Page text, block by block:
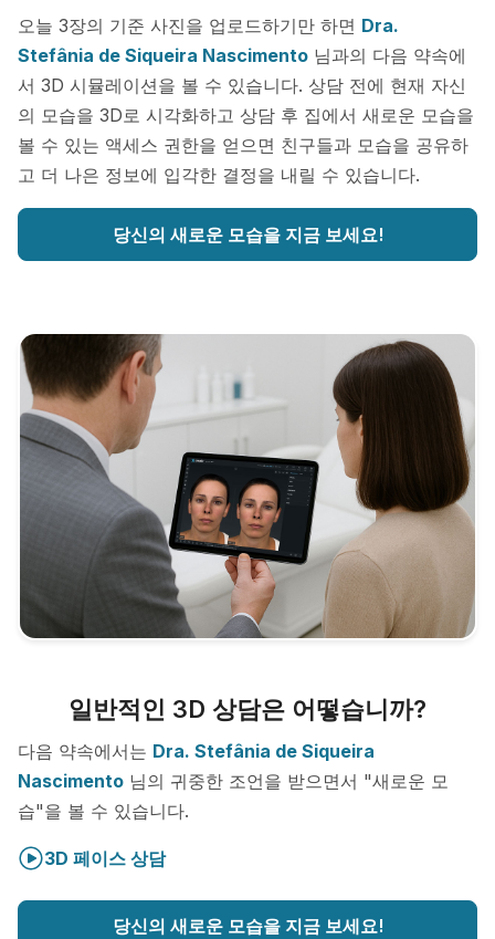
오늘 3장의 기준 사진을 업로드하기만 하면 Dra.
Stefânia de Siqueira Nascimento 님과의 다음 약속에
서 3D 시뮬레이션을 볼 수 있습니다. 상담 전에 현재 자신
의 모습을 3D로 시각화하고 상담 후 집에서 새로운 모습을
볼 수 있는 액세스 권한을 얻으면 친구들과 모습을 공유하
고 더 나은 정보에 입각한 결정을 내릴 수 있습니다.
당신의 새로운 모습을 지금 보세요!
일반적인 3D 상담은 어떻습니까?
다음 약속에서는 Dra. Stefânia de Siqueira
Nascimento 님의 귀중한 조언을 받으면서 "새로운 모
습"을 볼 수 있습니다.
3D 페이스 상담
당신의 새로운 모습을 지금 보세요!